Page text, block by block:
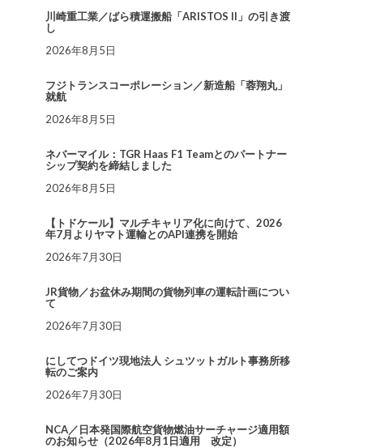
川崎重工業／ばら積運搬船「ARISTOS II」の引き渡
し
2026年8月5日
フジトランスコーポレーション／新造船「蓉翔丸」
就航
2026年8月5日
ネバーマイル：TGR Haas F1 Teamとのパートナー
シップ契約を締結しました
2026年8月5日
【トドケール】マルチキャリア化に向けて、2026
年7月よりヤマト運輸とのAPI連携を開始
2026年7月30日
JR貨物／お盆休み期間の貨物列車の運転計画につい
て
2026年7月30日
にしてつドイツ現地法人 シュツットガルト事務所移
転のご案内
2026年7月30日
NCA／日本発国際航空貨物燃油サーチャージ適用額
のお知らせ（2026年8月1日適用 改定）